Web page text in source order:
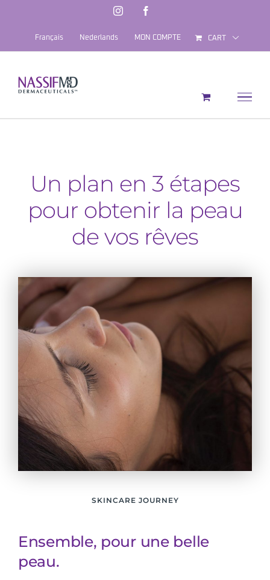
Instagram
Français Nederlands MON COMPTE CART
Un plan en 3 étapes
pour obtenir la peau
de vos rêves
SKINCARE JOURNEY
Ensemble, pour une belle
peau.